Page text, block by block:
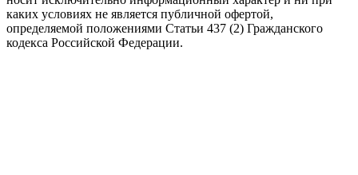
каких условиях не является публичной офертой,
определяемой положениями Статьи 437 (2) Гражданского
кодекса Российской Федерации.